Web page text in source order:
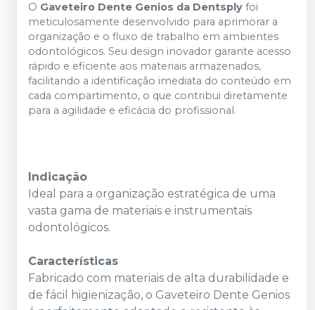
O Gaveteiro Dente Genios da Dentsply foi
meticulosamente desenvolvido para aprimorar a
organização e o fluxo de trabalho em ambientes
odontológicos. Seu design inovador garante acesso
rápido e eficiente aos materiais armazenados,
facilitando a identificação imediata do conteúdo em
cada compartimento, o que contribui diretamente
para a agilidade e eficácia do profissional.
Indicação
Ideal para a organização estratégica de uma
vasta gama de materiais e instrumentais
odontológicos.
Características
Fabricado com materiais de alta durabilidade e
de fácil higienização, o Gaveteiro Dente Genios